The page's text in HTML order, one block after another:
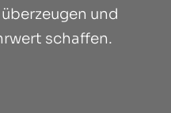
und
schaffen.